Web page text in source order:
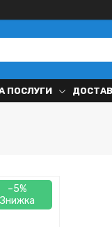
ПОСЛУГИ
–5%